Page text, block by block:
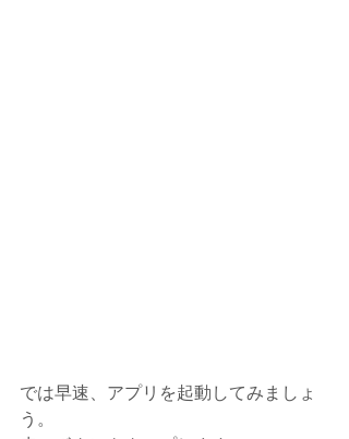
では早速、アプリを起動してみましょ
う。